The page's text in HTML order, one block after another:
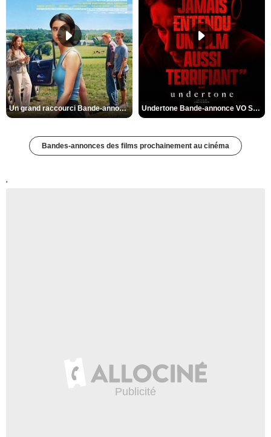
Un grand raccourci Bande-annonce VF Undertone Bande-annonce VO STFR
Bandes-annonces des films prochainement au cinéma
'